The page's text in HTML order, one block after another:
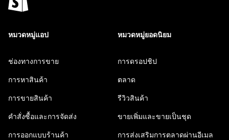
หมวดหมู่แอป
ช่องทางการขาย
การหาสินค้า
การขายสินค้า
คำสั่งซื้อและการจัดส่ง
การออกแบบร้านค้า
หมวดหมู่ยอดนิยม
การดรอปชิป
ตลาด
รีวิวสินค้า
ขายเพิ่มและขายเป็นชุด
การส่งเสริมการตลาดผ่านอีเมล